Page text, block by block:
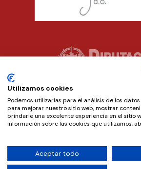
Utilizamos cookies
Podemos utilizarlas para el análisis de los
para mejorar nuestro sitio web, mostrar
brindarle una excelente experiencia en el sitio
información sobre las cookies que utilizamos,
Aceptar todo